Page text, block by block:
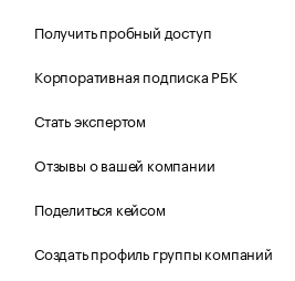
Получить пробный доступ
Корпоративная подписка РБК
Стать экспертом
Отзывы о вашей компании
Поделиться кейсом
Создать профиль группы компаний